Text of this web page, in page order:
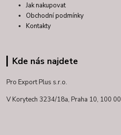
Jak nakupovat
Obchodní podmínky
Kontakty
Kde nás najdete
Pro Export Plus s.r.o.
V Korytech 3234/18a, Praha 10, 100 00